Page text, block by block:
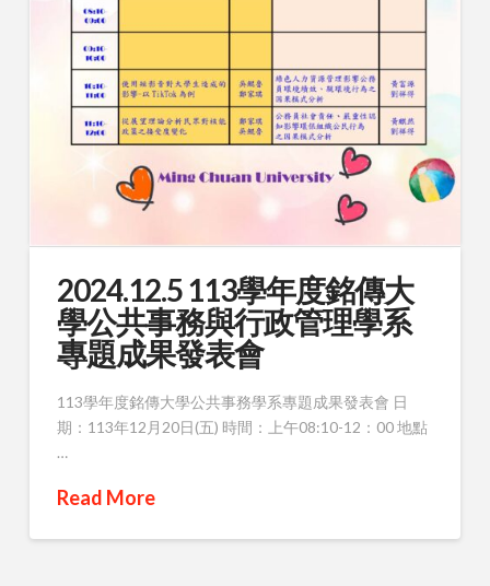
2024.12.5 113學年度銘傳大
學公共事務與行政管理學系
專題成果發表會
113學年度銘傳大學公共事務學系專題成果發表會 日
期：113年12月20日(五) 時間：上午08:10-12：00 地點
…
Read More